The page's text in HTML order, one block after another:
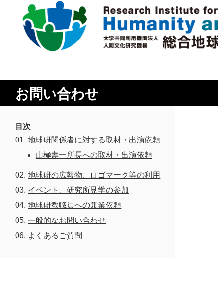
研究所概要
所長挨拶
運営体制・方針
情報公開
施設紹介
研究活動
過去の研究
研究成果
研究成果一覧
最新論文
共同利用
実験施設
大学院教育
イベント
刊行物
お問い合わせ
目次
地球研関係者に対する取材・出演依頼
山極壽一所長への取材・出演依頼
地球研の広報物、ロゴマーク等の利用
イベント、研究所見学の参加
地球研教職員への兼業依頼
一般的なお問い合わせ
よくあるご質問